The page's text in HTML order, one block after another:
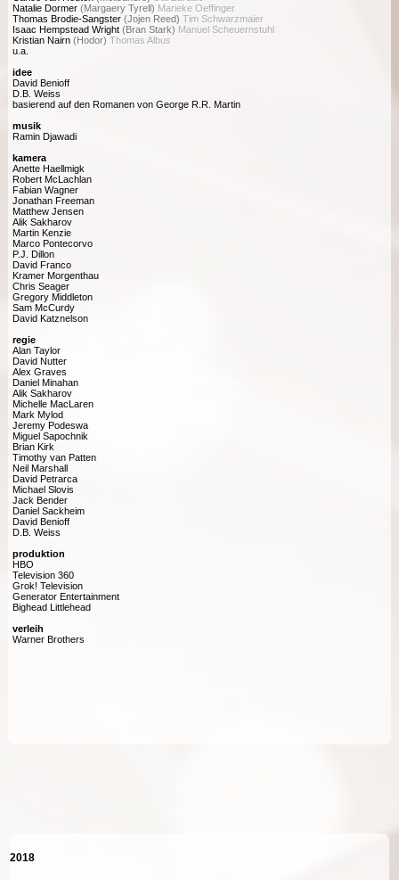
2018
Natalie Dormer (Margaery Tyrell) Marieke Oeffinger
Thomas Brodie-Sangster (Jojen Reed) Tim Schwarzmaier
Isaac Hempstead Wright (Bran Stark) Manuel Scheuernstuhl
Kristian Nairn (Hodor) Thomas Albus
u.a.
idee
David Benioff
D.B. Weiss
basierend auf den Romanen von George R.R. Martin
musik
Ramin Djawadi
kamera
Anette Haellmigk
Robert McLachlan
Fabian Wagner
Jonathan Freeman
Matthew Jensen
Alik Sakharov
Martin Kenzie
Marco Pontecorvo
P.J. Dillon
David Franco
Kramer Morgenthau
Chris Seager
Gregory Middleton
Sam McCurdy
David Katznelson
regie
Alan Taylor
David Nutter
Alex Graves
Daniel Minahan
Alik Sakharov
Michelle MacLaren
Mark Mylod
Jeremy Podeswa
Miguel Sapochnik
Brian Kirk
Timothy van Patten
Neil Marshall
David Petrarca
Michael Slovis
Jack Bender
Daniel Sackheim
David Benioff
D.B. Weiss
produktion
HBO
Television 360
Grok! Television
Generator Entertainment
Bighead Littlehead
verleih
Warner Brothers